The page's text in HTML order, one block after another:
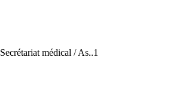
Secrétariat médical / As..1